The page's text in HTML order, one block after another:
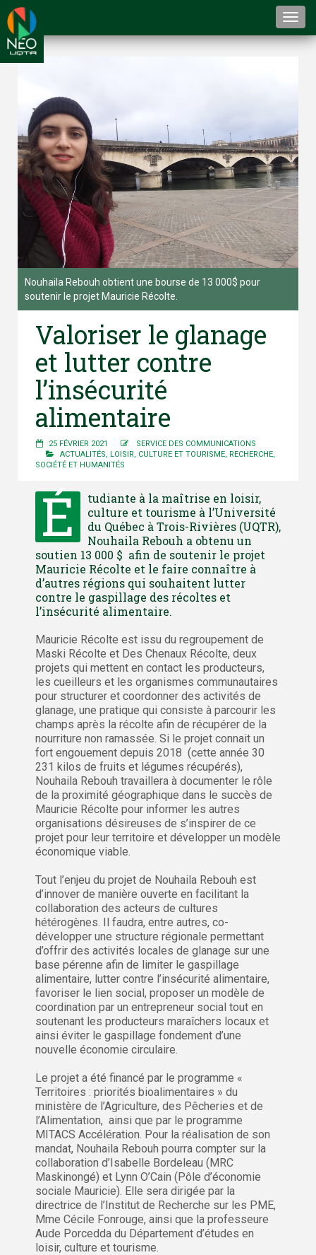
Nouhaila Rebouh obtient une bourse de 13 000$ pour
soutenir le projet Mauricie Récolte.
Valoriser le glanage
et lutter contre
l’insécurité
alimentaire
25 FÉVRIER 2021
SERVICE DES COMMUNICATIONS
ACTUALITÉS
LOISIR, CULTURE ET TOURISME RECHERCHE
SOCIÉTÉ ET HUMANITÉS
É
tudiante à la maîtrise en loisir,
culture et tourisme à l’Université
du Québec à Trois-Rivières (UQTR),
Nouhaila Rebouh a obtenu un
soutien 13 000 $ afin de soutenir le projet
Mauricie Récolte et le faire connaître à
d’autres régions qui souhaitent lutter
contre le gaspillage des récoltes et
l’insécurité alimentaire.
Mauricie Récolte est issu du regroupement de
Maski Récolte et Des Chenaux Récolte, deux
projets qui mettent en contact les producteurs,
les cueilleurs et les organismes communautaires
pour structurer et coordonner des activités de
glanage, une pratique qui consiste à parcourir les
champs après la récolte afin de récupérer de la
nourriture non ramassée. Si le projet connait un
fort engouement depuis 2018 (cette année 30
231 kilos de fruits et légumes récupérés),
Nouhaila Rebouh travaillera à documenter le rôle
de la proximité géographique dans le succès de
Mauricie Récolte pour informer les autres
organisations désireuses de s’inspirer de ce
projet pour leur territoire et développer un modèle
économique viable.
Tout l’enjeu du projet de Nouhaila Rebouh est
d’innover de manière ouverte en facilitant la
collaboration des acteurs de cultures
hétérogènes. Il faudra, entre autres, co-
développer une structure régionale permettant
d’offrir des activités locales de glanage sur une
base pérenne afin de limiter le gaspillage
alimentaire, lutter contre l’insécurité alimentaire,
favoriser le lien social, proposer un modèle de
coordination par un entrepreneur social tout en
soutenant les producteurs maraîchers locaux et
ainsi éviter le gaspillage fondement d’une
nouvelle économie circulaire.
Le projet a été financé par le programme «
Territoires : priorités bioalimentaires » du
ministère de l’Agriculture, des Pêcheries et de
l’Alimentation, ainsi que par le programme
MITACS Accélération. Pour la réalisation de son
mandat, Nouhaila Rebouh pourra compter sur la
collaboration d’Isabelle Bordeleau (MRC
Maskinongé) et Lynn O’Cain (Pôle d’économie
sociale Mauricie). Elle sera dirigée par la
directrice de l’Institut de Recherche sur les PME,
Mme Cécile Fonrouge, ainsi que la professeure
Aude Porcedda du Département d’études en
loisir, culture et tourisme.